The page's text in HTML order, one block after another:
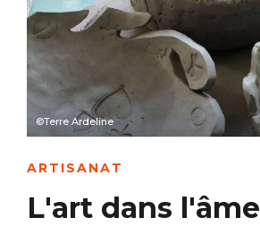
©Terre Ardeline
ARTISANAT
L'art dans l'âme